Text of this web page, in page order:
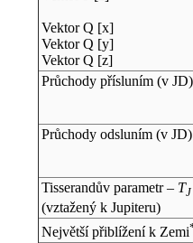
Vektor Q [x]
Vektor Q [y]
Vektor Q [z]
Průchody přísluním (v JD)
Průchody odsluním (v JD)
Tisserandův parametr – TJ
(vztažený k Jupiteru)
Největší přiblížení k Zemi